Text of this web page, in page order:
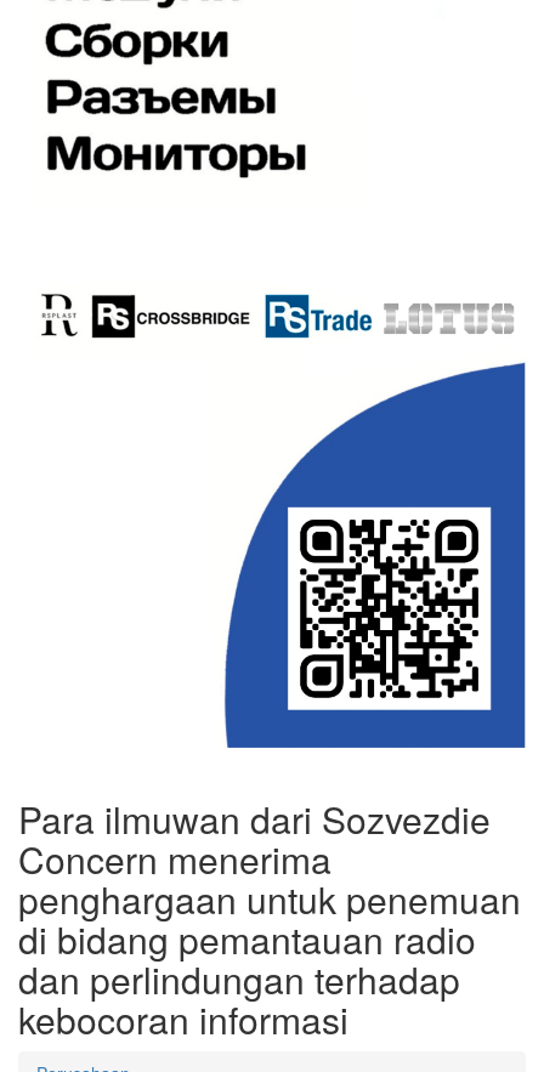
Para ilmuwan dari Sozvezdie
Concern menerima
penghargaan untuk penemuan
di bidang pemantauan radio
dan perlindungan terhadap
kebocoran informasi